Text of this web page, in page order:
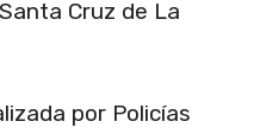
Cruz de La
por Policías